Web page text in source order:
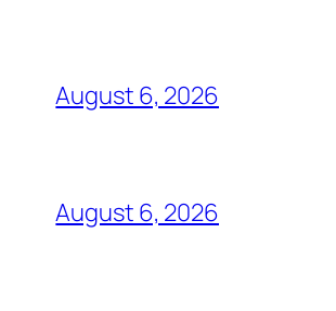
August 6, 2026
August 6, 2026